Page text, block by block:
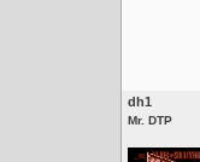
dh1
Mr. DTP